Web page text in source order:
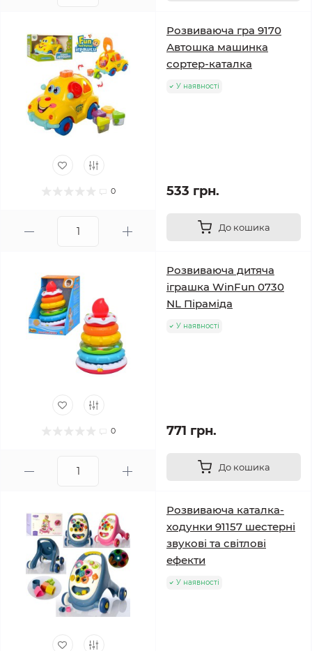
0
Розвиваюча гра 9170
Автошка машинка
сортер-каталка
У наявності
533 грн.
До кошика
0
Розвиваюча дитяча
іграшка WinFun 0730
NL Піраміда
У наявності
771 грн.
До кошика
Розвиваюча каталка-
ходунки 91157 шестерні
звукові та світлові
ефекти
У наявності